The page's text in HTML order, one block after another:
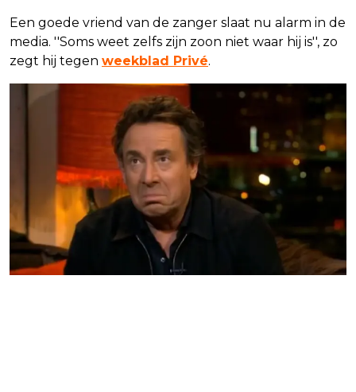
Een goede vriend van de zanger slaat nu alarm in de
media. ''Soms weet zelfs zijn zoon niet waar hij is'', zo
zegt hij tegen weekblad Privé.